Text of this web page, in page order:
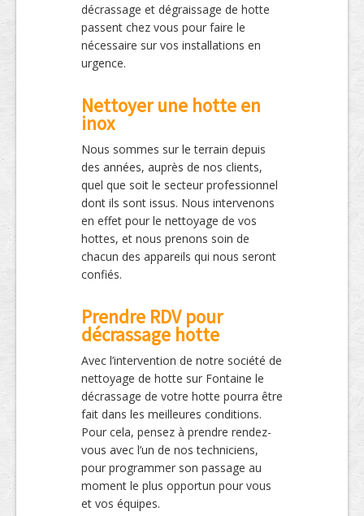
décrassage et dégraissage de hotte
passent chez vous pour faire le
nécessaire sur vos installations en
urgence.
Nettoyer une hotte en
inox
Nous sommes sur le terrain depuis
des années, auprès de nos clients,
quel que soit le secteur professionnel
dont ils sont issus. Nous intervenons
en effet pour le nettoyage de vos
hottes, et nous prenons soin de
chacun des appareils qui nous seront
confiés.
Prendre RDV pour
décrassage hotte
Avec l’intervention de notre société de
nettoyage de hotte sur Fontaine le
décrassage de votre hotte pourra être
fait dans les meilleures conditions.
Pour cela, pensez à prendre rendez-
vous avec l’un de nos techniciens,
pour programmer son passage au
moment le plus opportun pour vous
et vos équipes.